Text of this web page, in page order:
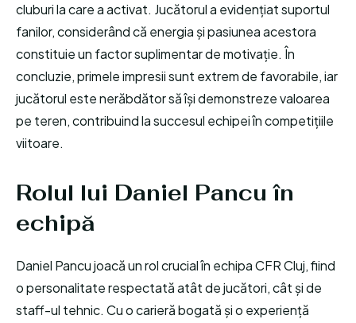
cluburi la care a activat. Jucătorul a evidențiat suportul
fanilor, considerând că energia și pasiunea acestora
constituie un factor suplimentar de motivație. În
concluzie, primele impresii sunt extrem de favorabile, iar
jucătorul este nerăbdător să își demonstreze valoarea
pe teren, contribuind la succesul echipei în competițiile
viitoare.
Rolul lui Daniel Pancu în
echipă
Daniel Pancu joacă un rol crucial în echipa CFR Cluj, fiind
o personalitate respectată atât de jucători, cât și de
staff-ul tehnic. Cu o carieră bogată și o experiență